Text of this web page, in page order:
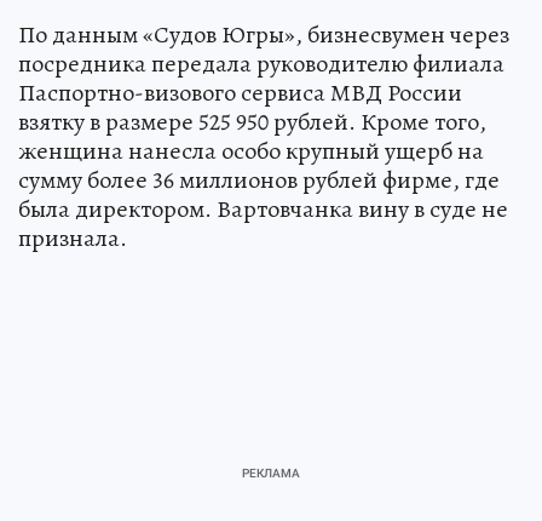
По данным «Судов Югры», бизнесвумен через
посредника передала руководителю филиала
Паспортно-визового сервиса МВД России
взятку в размере 525 950 рублей. Кроме того,
женщина нанесла особо крупный ущерб на
сумму более 36 миллионов рублей фирме, где
была директором. Вартовчанка вину в суде не
признала.